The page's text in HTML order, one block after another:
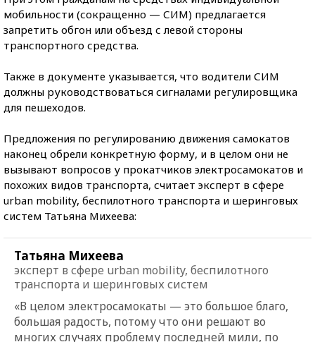
мобильности (сокращенно — СИМ) предлагается
запретить обгон или объезд с левой стороны
транспортного средства.
Также в документе указывается, что водители СИМ
должны руководствоваться сигналами регулировщика
для пешеходов.
Предложения по регулированию движения самокатов
наконец обрели конкретную форму, и в целом они не
вызывают вопросов у прокатчиков электросамокатов и
похожих видов транспорта, считает эксперт в сфере
urban mobility, беспилотного транспорта и шеринговых
систем Татьяна Михеева:
Татьяна Михеева
эксперт в сфере urban mobility, беспилотного
транспорта и шеринговых систем
«В целом электросамокаты — это большое благо,
большая радость, потому что они решают во
многих случаях проблему последней мили, по